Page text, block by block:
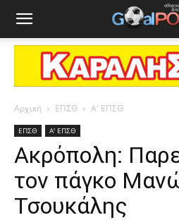
Αρχική ΕΠΣΘ Α' ΕΠΣΘ
ΕΠΣΘ Α' ΕΠΣΘ
Ακρόπολη:
τον πάγκο
Τσουκάλης